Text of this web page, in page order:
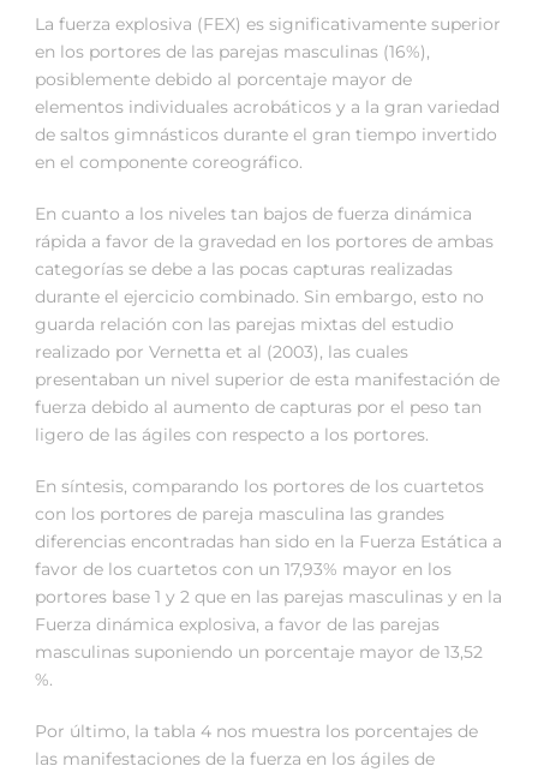
La fuerza explosiva (FEX) es significativamente superior
en los portores de las parejas masculinas (16%),
posiblemente debido al porcentaje mayor de
elementos individuales acrobáticos y a la gran variedad
de saltos gimnásticos durante el gran tiempo invertido
en el componente coreográfico.
En cuanto a los niveles tan bajos de fuerza dinámica
rápida a favor de la gravedad en los portores de ambas
categorías se debe a las pocas capturas realizadas
durante el ejercicio combinado. Sin embargo, esto no
guarda relación con las parejas mixtas del estudio
realizado por Vernetta et al (2003), las cuales
presentaban un nivel superior de esta manifestación de
fuerza debido al aumento de capturas por el peso tan
ligero de las ágiles con respecto a los portores.
En síntesis, comparando los portores de los cuartetos
con los portores de pareja masculina las grandes
diferencias encontradas han sido en la Fuerza Estática a
favor de los cuartetos con un 17,93% mayor en los
portores base 1 y 2 que en las parejas masculinas y en la
Fuerza dinámica explosiva, a favor de las parejas
masculinas suponiendo un porcentaje mayor de 13,52
%.
Por último, la tabla 4 nos muestra los porcentajes de
las manifestaciones de la fuerza en los ágiles de